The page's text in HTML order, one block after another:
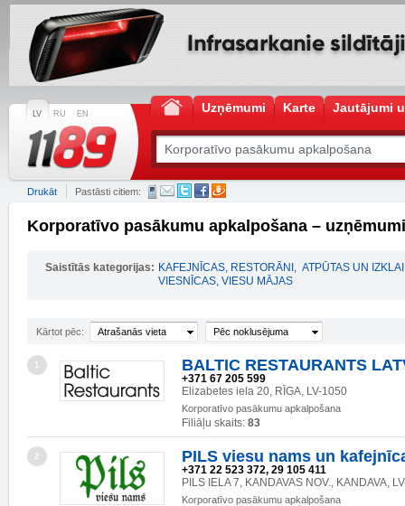
LV RU EN Uzņēmumi Karte Jautājumi
Drukāt Pastāsti citiem:
Korporatīvo pasākumu apkalpošana –
Saistītās kategorijas: KAFEJNĪCAS, RESTORĀNI , ATPŪTAS UN
VIESNĪCAS, VIESU MĀJAS
Kārtot pēc: Atrašanās vieta Pēc noklusējuma
1 BALTIC RESTAURANTS
+371 67 205 599
Elizabetes iela 20, RĪGA, LV-1050
Korporatīvo pasākumu apkalpošana
Filiāļu skaits: 83
2 PILS viesu nams un
+371 22 523 372, 29 105 411
PILS IELA 7, KANDAVAS NOV., KANDAVA,
Korporatīvo pasākumu apkalpošana